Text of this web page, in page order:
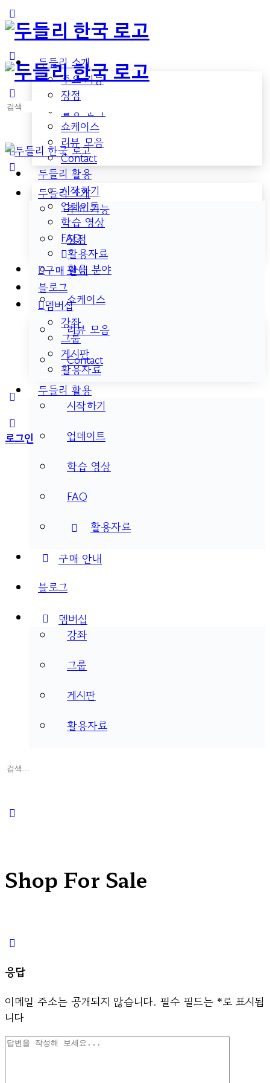
Side
Panel
두들리 소개
주요 기능
장점
활용 분야
쇼케이스
리뷰 모음
Contact
두들리 활용
시작하기
업데이트
학습 영상
FAQ
활용자료
구매 안내
블로그
멤버십
강좌
그룹
게시판
활용자료
More
options
로그인
검
두들리 소개
주요 기능
장점
활용 분야
쇼케이스
리뷰 모음
Contact
두들리 활용
시작하기
업데이트
학습 영상
FAQ
활용자료
구매 안내
블로그
멤버십
강좌
그룹
게시판
활용자료
검
Shop For Sale
응답
이메일 주소는 공개되지 않습니다. 필수 필드는 *로 표시됩
니다